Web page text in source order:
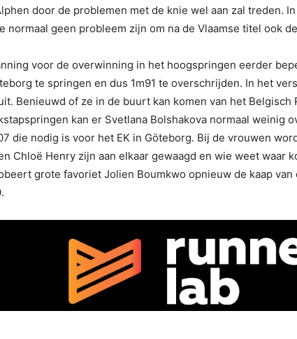
door de problemen met de knie wel aan zal treden.
normaal geen probleem zijn om na de Vlaamse titel ook
voor de overwinning in het hoogspringen eerder
te springen en dus 1m91 te overschrijden. In het
Benieuwd of ze in de buurt kan komen van het
kan er Svetlana Bolshakova normaal weinig
die nodig is voor het EK in Göteborg. Bij de vrouwen
Chloë Henry zijn aan elkaar gewaagd en wie weet
grote favoriet Jolien Boumkwo opnieuw de kaap